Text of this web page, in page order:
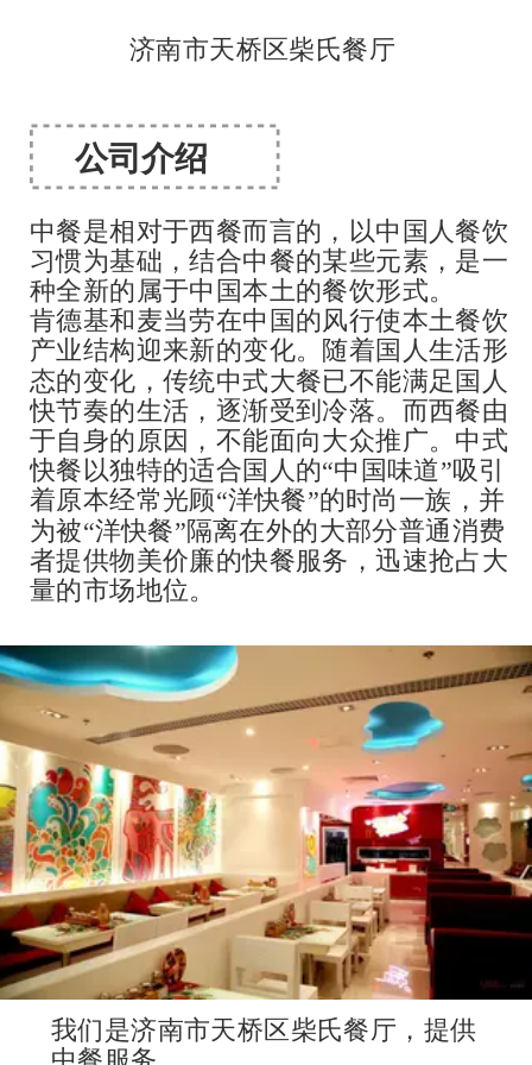
济南市天桥区柴氏餐厅
公司介绍
中餐是相对于西餐而言的，以中国人餐饮
习惯为基础，结合中餐的某些元素，是一
种全新的属于中国本土的餐饮形式。
肯德基和麦当劳在中国的风行使本土餐饮
产业结构迎来新的变化。随着国人生活形
态的变化，传统中式大餐已不能满足国人
快节奏的生活，逐渐受到冷落。而西餐由
于自身的原因，不能面向大众推广。中式
快餐以独特的适合国人的“中国味道”吸引
着原本经常光顾“洋快餐”的时尚一族，并
为被“洋快餐”隔离在外的大部分普通消费
者提供物美价廉的快餐服务，迅速抢占大
量的市场地位。
我们是济南市天桥区柴氏餐厅，提供
中餐服务